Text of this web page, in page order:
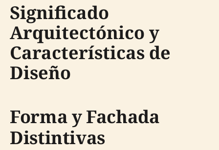
Significado
Arquitectónico y
Características de
Diseño
Forma y Fachada
Distintivas